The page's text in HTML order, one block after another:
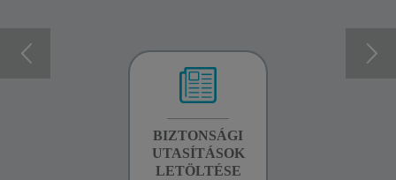
BIZTONSÁGI
UTASÍTÁSOK
LETÖLTÉSE